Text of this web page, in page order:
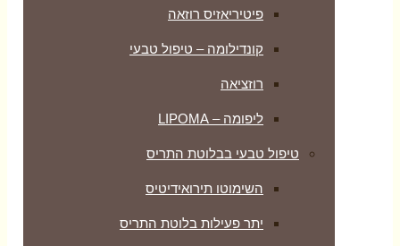
פיטיריאזיס רוזאה
קונדילומה – טיפול טבעי
רוזציאה
ליפומה – LIPOMA
טיפול טבעי בבלוטת התריס
השימוטו תירואידיטיס
יתר פעילות בלוטת התריס